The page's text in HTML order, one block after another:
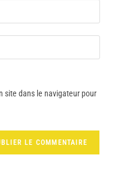
site dans le navigateur pour